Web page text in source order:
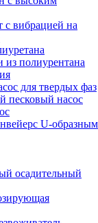
с вибрацией на
из полиурентана
для твердых фаз
песковый насос
U-образным
осадительный